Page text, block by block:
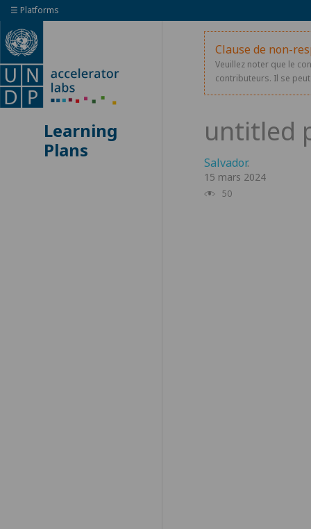
☰ Platforms
Learning
Plans
Clause de non-
Veuillez noter que le
contributeurs. Il se
Salvador.
15 mars 2024
50